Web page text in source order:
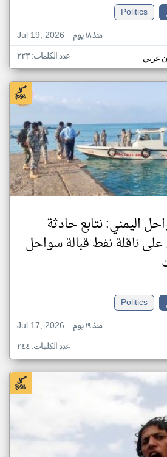
Politics
Jul 19, 2026
منذ ١٨ يوم
عربي عدد الكلمات: ٢٢٣
اليمني: نتابع حادثة
على ناقلة نفط قبالة سواحل
Politics
Jul 17, 2026
منذ ١٩ يوم
عدد الكلمات: ٢٤٤